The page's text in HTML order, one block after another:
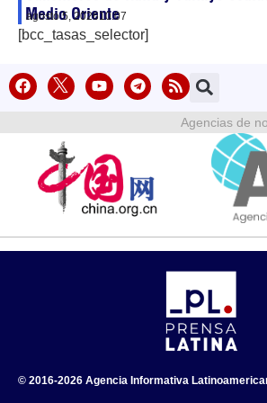
Medio Oriente
agosto 5, 202610:07
[bcc_tasas_selector]
Agencias de
© 2016-2026 Agencia Informativa